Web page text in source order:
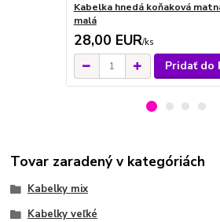
Kabelka hnedá koňaková
malá
28,00 EUR/ks
Pridať do
Tovar zaradený v kategóriách
Kabelky mix
Kabelky veľké